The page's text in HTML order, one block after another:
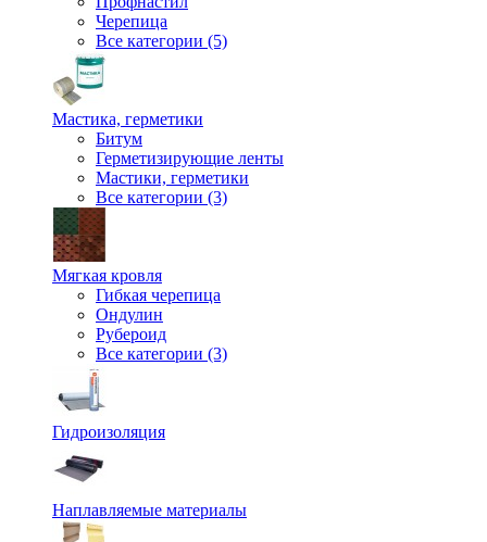
Черепица
Все категории (5)
Мастика, герметики
Битум
Герметизирующие ленты
Мастики, герметики
Все категории (3)
Мягкая кровля
Гибкая черепица
Ондулин
Рубероид
Все категории (3)
Гидроизоляция
Наплавляемые материалы